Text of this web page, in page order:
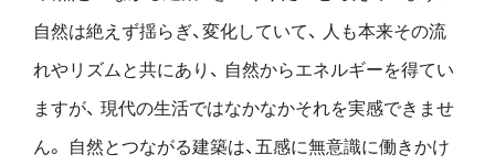
自然は絶えず揺らぎ、変化していて、
人も本来その流
れやリズムと共にあり、 自然からエネルギーを得てい
ますが、 現代の生活ではなかなかそれを実感できませ
ん。
自然とつながる建築は、五感に無意識に働きかけ